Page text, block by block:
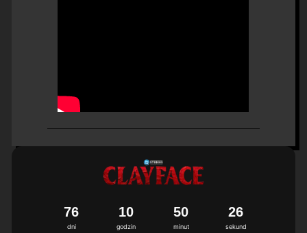
dni
76
godzin
10
minut
50
sekund
25
6